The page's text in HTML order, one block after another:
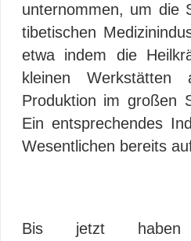
unternommen, um die
tibetischen
etwa indem die
kleinen Werkstätten
Produktion im großen
Ein entsprechendes
Wesentlichen bereits
Bis jetzt haben